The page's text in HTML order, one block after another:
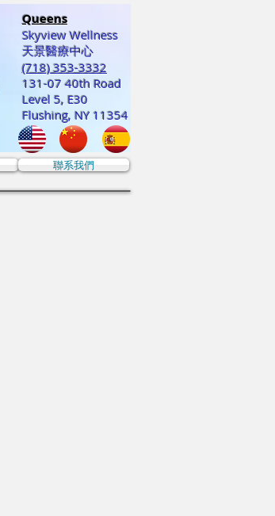
Queens
Skyview Wellness
天景醫療中心
(718) 353-3332
131-07 40th Road
Level 5, E30
Flushing, NY 11354
聯系我們